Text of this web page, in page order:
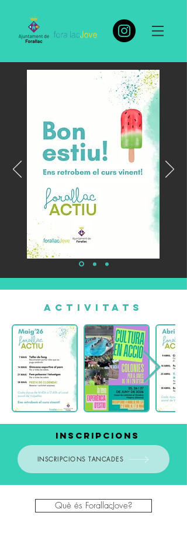
ACTIVITATS
INSCRIPCIONS
INSCRIPCIONS TANCADES
Què és ForallacJove?